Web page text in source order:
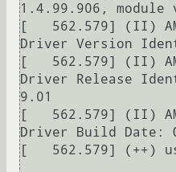
1.4.99.906, module
[   562.579] (II)
Driver Version
[   562.579] (II)
Driver Release
[   562.579] (II)
Driver Build Date:
[   562.579] (++)